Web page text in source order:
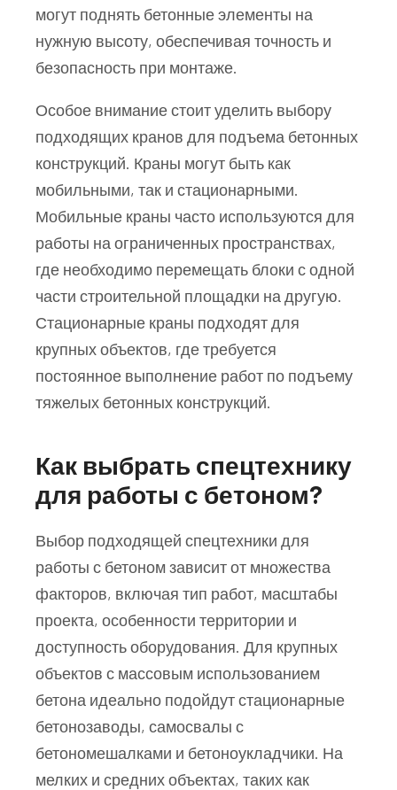
могут поднять бетонные элементы на
нужную высоту, обеспечивая точность и
безопасность при монтаже.
Особое внимание стоит уделить выбору
подходящих кранов для подъема бетонных
конструкций. Краны могут быть как
мобильными, так и стационарными.
Мобильные краны часто используются для
работы на ограниченных пространствах,
где необходимо перемещать блоки с одной
части строительной площадки на другую.
Стационарные краны подходят для
крупных объектов, где требуется
постоянное выполнение работ по подъему
тяжелых бетонных конструкций.
Как выбрать спецтехнику
для работы с бетоном?
Выбор подходящей спецтехники для
работы с бетоном зависит от множества
факторов, включая тип работ, масштабы
проекта, особенности территории и
доступность оборудования. Для крупных
объектов с массовым использованием
бетона идеально подойдут стационарные
бетонозаводы, самосвалы с
бетономешалками и бетоноукладчики. На
мелких и средних объектах, таких как